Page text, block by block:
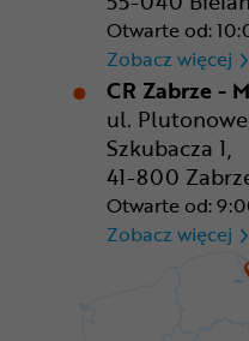
Otwarte od:
Zobacz więcej
CR Zabrze -
ul.
Szkubacza 1,
41-800
Otwarte od:
Zobacz więcej